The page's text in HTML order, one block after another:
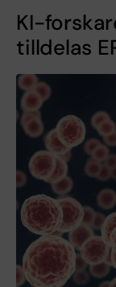
KI-
tilldelas